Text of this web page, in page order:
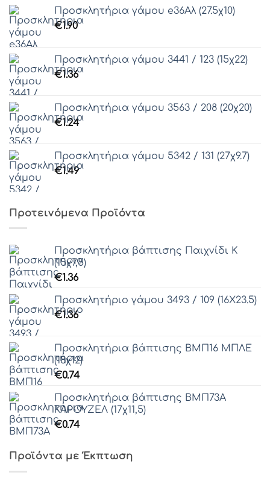
Προσκλητήρια γάμου e36Αλ (27.5χ10)
€1.90
Προσκλητήρια γάμου 3441 / 123 (15χ22)
€1.36
Προσκλητήρια γάμου 3563 / 208 (20χ20)
€1.24
Προσκλητήρια γάμου 5342 / 131 (27χ9.7)
€1.49
Προτεινόμενα Προϊόντα
Προσκλητήρια βάπτισης Παιχνίδι Κ
(15χ7,5)
€1.36
Προσκλητήριο γάμου 3493 / 109 (16Χ23.5)
€1.36
Προσκλητήρια βάπτισης ΒΜΠ16 ΜΠΛΕ
(18χ12)
€0.74
Προσκλητήρια βάπτισης ΒΜΠ73Α
ΚΑΡΟΥΖΕΛ (17χ11,5)
€0.74
Προϊόντα με Έκπτωση